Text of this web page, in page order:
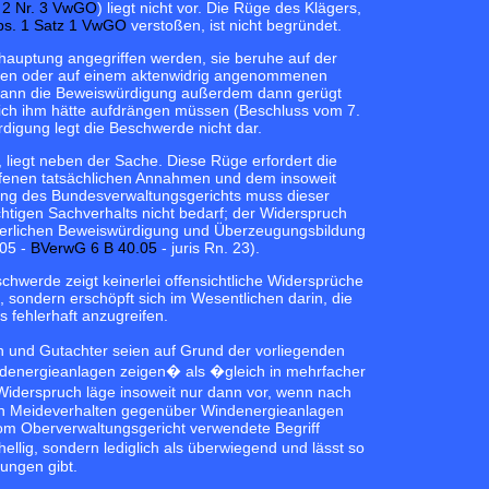
Nr. 3 VwGO) liegt nicht vor. Die Rüge des Klägers,
1 Satz 1 VwGO verstoßen, ist nicht begründet.
angegriffen werden, sie beruhe auf der
oder auf einem aktenwidrig angenommenen
die Beweiswürdigung außerdem dann gerügt
ihm hätte aufdrängen müssen (Beschluss vom 7.
legt die Beschwerde nicht dar.
neben der Sache. Diese Rüge erfordert die
tatsächlichen Annahmen und dem insoweit
des Bundesverwaltungsgerichts muss dieser
Sachverhalts nicht bedarf; der Widerspruch
Beweiswürdigung und Überzeugungsbildung
- BVerwG 6 B 40.05- juris Rn. 23).
zeigt keinerlei offensichtliche Widersprüche
erschöpft sich im Wesentlichen darin, die
fehlerhaft anzugreifen.
Gutachter seien auf Grund der vorliegenden
zeigen� als �gleich in mehrfacher
läge insoweit nur dann vor, wenn nach
Meideverhalten gegenüber Windenergieanlagen
Oberverwaltungsgericht verwendete Begriff
sondern lediglich als überwiegend und lässt so
gibt.